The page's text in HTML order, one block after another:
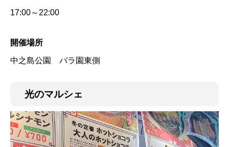
17:00～22:00
開催場所
中之島公園 バラ園東側
光のマルシェ